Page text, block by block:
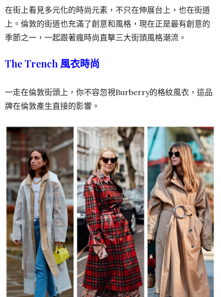
在街上看見多元化的時尚元素，不只在伸展台上，也在街道
上。倫敦的街道也充滿了創意和風格，現在正是最有創意的
季節之一，一起跟著瘋時尚直擊三大街頭風格潮流。
The Trench 風衣時尚
一走在倫敦街頭上，你不容忽視Burberry的格紋風衣，這品
牌在倫敦產生直接的影響。